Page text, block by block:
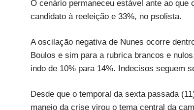
O cenário permaneceu estável ante ao
candidato à reeleição e 33%, no psolista.
A oscilação negativa de Nunes ocorre
Boulos e sim para a rubrica brancos e
indo de 10% para 14%. Indecisos seguem
Desde que o temporal da sexta passada
manejo da crise virou o tema central da